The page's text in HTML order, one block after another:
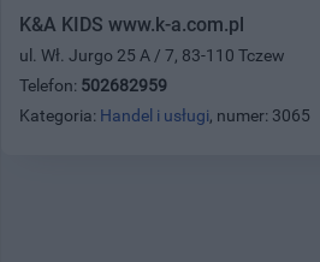
K&A KIDS www.k-a.com.pl
ul. Wł. Jurgo 25 A / 7, 83-110 Tczew
Telefon: 502682959
Kategoria: Handel i usługi, numer: 3065